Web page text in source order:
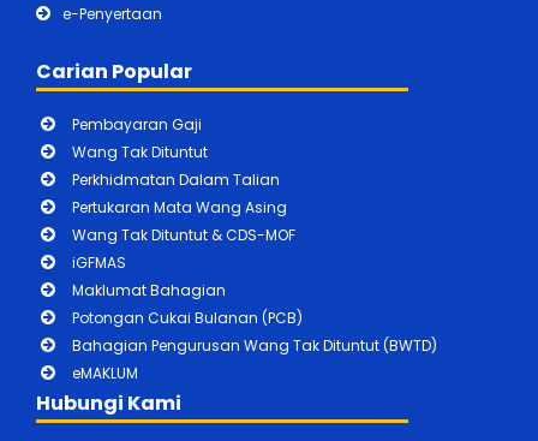
e-Penyertaan
Carian Popular
Pembayaran Gaji
Wang Tak Dituntut
Perkhidmatan Dalam Talian
Pertukaran Mata Wang Asing
Wang Tak Dituntut & CDS-MOF
iGFMAS
Maklumat Bahagian
Potongan Cukai Bulanan (PCB)
Bahagian Pengurusan Wang Tak Dituntut (BWTD)
eMAKLUM
Hubungi Kami